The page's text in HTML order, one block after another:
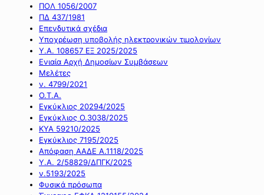
ΠΟΛ 1056/2007
ΠΔ 437/1981
Επενδυτικά σχέδια
Υποχρέωση υποβολής ηλεκτρονικών τιμολογίων
Υ.Α. 108657 ΕΞ 2025/2025
Ενιαία Αρχή Δημοσίων Συμβάσεων
Μελέτες
ν. 4799/2021
Ο.Τ.Α.
Εγκύκλιος 20294/2025
Εγκύκλιος Ο.3038/2025
ΚΥΑ 59210/2025
Εγκύκλιος 7195/2025
Απόφαση ΑΑΔΕ Α.1118/2025
Υ.Α. 2/58829/ΔΠΓΚ/2025
ν.5193/2025
Φυσικά πρόσωπα